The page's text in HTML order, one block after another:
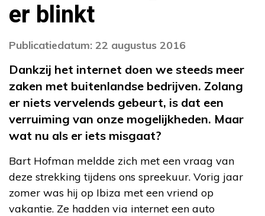
er blinkt
Publicatiedatum: 22 augustus 2016
Dankzij het internet doen we steeds meer
zaken met buitenlandse bedrijven. Zolang
er niets vervelends gebeurt, is dat een
verruiming van onze mogelijkheden. Maar
wat nu als er iets misgaat?
Bart Hofman meldde zich met een vraag van
deze strekking tijdens ons spreekuur. Vorig jaar
zomer was hij op Ibiza met een vriend op
vakantie. Ze hadden via internet een auto